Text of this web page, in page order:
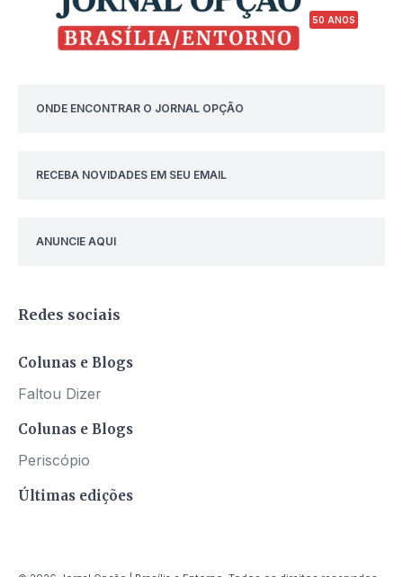
50 ANOS
ONDE ENCONTRAR O JORNAL OPÇÃO
RECEBA NOVIDADES EM SEU EMAIL
ANUNCIE AQUI
Redes sociais
Colunas e Blogs
Faltou Dizer
Colunas e Blogs
Periscópio
Últimas edições